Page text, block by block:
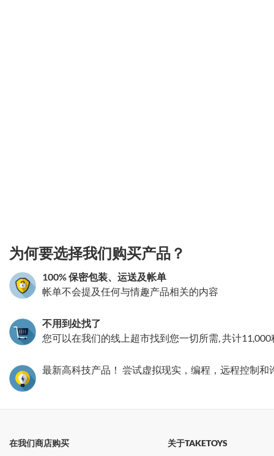
为何要选择我们购买产品？
100% 保密包装、运送及帐单
帐单不会提及任何与情趣产品相关的内容
不用到处找了
您可以在我们的线上超市找到您一切所需, 共计11,000
最新高科技产品！ 尝试虚拟现实，编程，远程控制
在我们商店购买 关于TAKETOYS